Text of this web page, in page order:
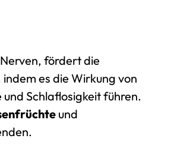
fördert die
es die Wirkung von
Schlaflosigkeit führen.
und